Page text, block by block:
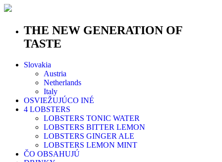
THE NEW GENERATION OF
TASTE
Slovakia
Austria
Netherlands
Italy
OSVIEŽUJÚCO INÉ
4 LOBSTERS
LOBSTERS TONIC WATER
LOBSTERS BITTER LEMON
LOBSTERS GINGER ALE
LOBSTERS LEMON MINT
ČO OBSAHUJÚ